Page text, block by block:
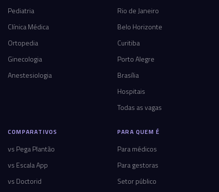
Pediatria
Clínica Médica
Ortopedia
Ginecologia
Anestesiologia
Rio de Janeiro
Belo Horizonte
Curitiba
Porto Alegre
Brasília
Hospitais
Todas as vagas
COMPARATIVOS
vs Pega Plantão
vs Escala App
vs Doctorid
PARA QUEM É
Para médicos
Para gestoras
Setor público